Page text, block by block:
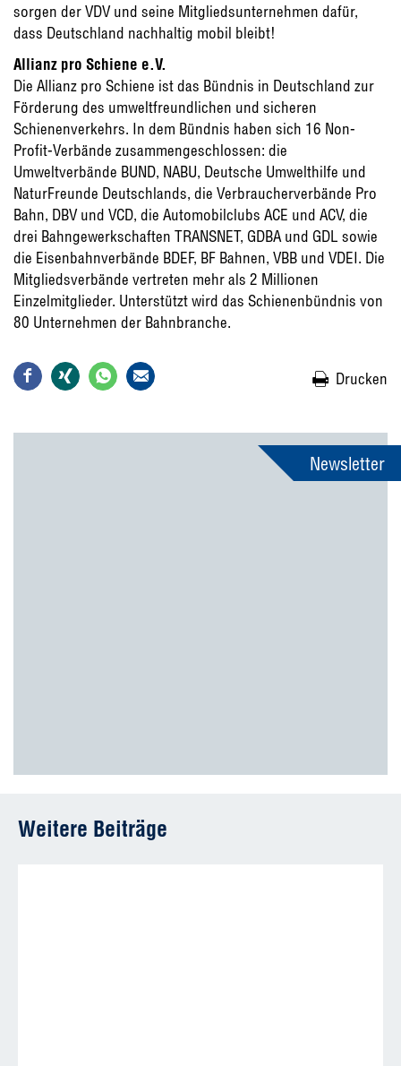
sorgen der VDV und seine Mitgliedsunternehmen dafür,
dass Deutschland nachhaltig mobil bleibt!
Allianz pro Schiene e.V.
Die Allianz pro Schiene ist das Bündnis in Deutschland zur
Förderung des umweltfreundlichen und sicheren
Schienenverkehrs. In dem Bündnis haben sich 16 Non-
Profit-Verbände zusammengeschlossen: die
Umweltverbände BUND, NABU, Deutsche Umwelthilfe und
NaturFreunde Deutschlands, die Verbraucherverbände Pro
Bahn, DBV und VCD, die Automobilclubs ACE und ACV, die
drei Bahngewerkschaften TRANSNET, GDBA und GDL sowie
die Eisenbahnverbände BDEF, BF Bahnen, VBB und VDEI. Die
Mitgliedsverbände vertreten mehr als 2 Millionen
Einzelmitglieder. Unterstützt wird das Schienenbündnis von
80 Unternehmen der Bahnbranche.
Drucken
Newsletter
Weitere Beiträge